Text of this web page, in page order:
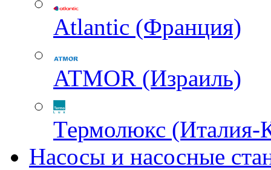
Atlantic (Франция)
ATMOR (Израиль)
Термолюкс (Италия-
Насосы и насосные